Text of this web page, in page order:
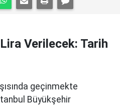
Verilecek: Tarih
geçinmekte
Büyükşehir